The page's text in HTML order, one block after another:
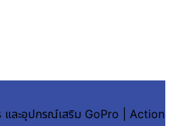
และอุปกรณ์เสริม GoPro | Action